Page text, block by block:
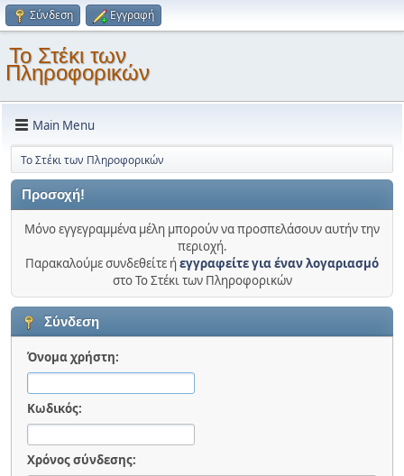
Σύνδεση Εγγραφή
Το Στέκι των
Πληροφορικών
Main Menu
Το Στέκι των Πληροφορικών
Προσοχή!
Μόνο εγγεγραμμένα μέλη μπορούν να προσπελάσουν αυτήν την
περιοχή.
Παρακαλούμε συνδεθείτε ήεγγραφείτε για έναν λογαριασμό
στο Το Στέκι των Πληροφορικών
Σύνδεση
Όνομα χρήστη:
Κωδικός:
Χρόνος σύνδεσης: